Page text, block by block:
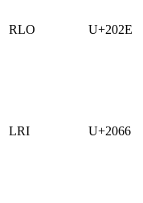
RLO U+202E
LRI U+2066